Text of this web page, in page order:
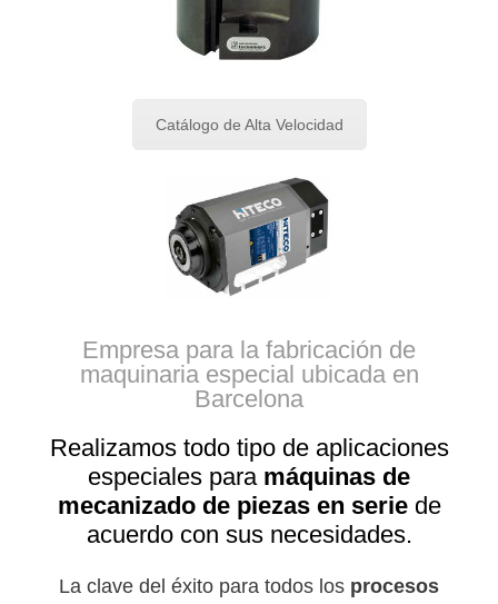
Catálogo de Alta Velocidad
Empresa para la fabricación de
maquinaria especial ubicada en
Barcelona
Realizamos todo tipo de aplicaciones
especiales para máquinas de
mecanizado de piezas en serie de
acuerdo con sus necesidades.
La clave del éxito para todos los procesos